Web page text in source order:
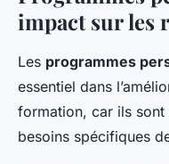
impact sur les
Les programmes
essentiel dans
formation, car ils
besoins spécifiques